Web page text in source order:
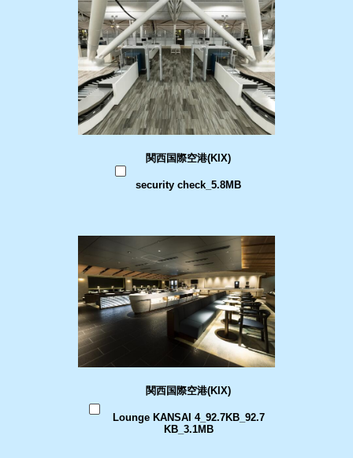
関西国際空港(KIX)
security check_5.8MB
関西国際空港(KIX)
Lounge KANSAI 4_92.7KB_92.7
KB_3.1MB